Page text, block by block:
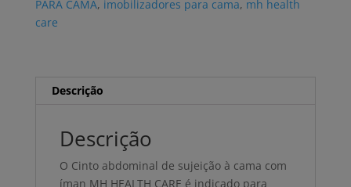
PARA CAMA, imobilizadores para cama, mh health
care
Descrição
Descrição
O Cinto abdominal de sujeição à cama com
íman MH HEALTH CARE é indicado para